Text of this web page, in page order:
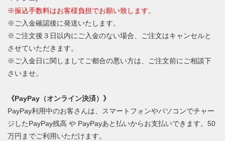
※振込手数料はお客様負担でお願い致します。
※ご入金確認後に発送いたします。
※ご注文後３日以内にご入金のない場合、ご注文はキャンセルと
させていただきます。
※ご入金日に関しましてご都合の悪い方は、ご注文前にご相談下
さいませ。
《PayPay（オンライン決済）》
PayPay利用中のお客さんは、スマートフォンやパソコンでチャー
ジしたPayPay残高 や PayPayあと払いからお支払いできます。50
万円までご利用いただけます。